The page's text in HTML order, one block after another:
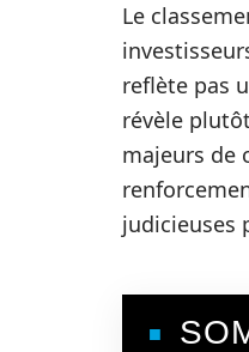
Le
reflète pas
révèle
majeurs de
judicieuses